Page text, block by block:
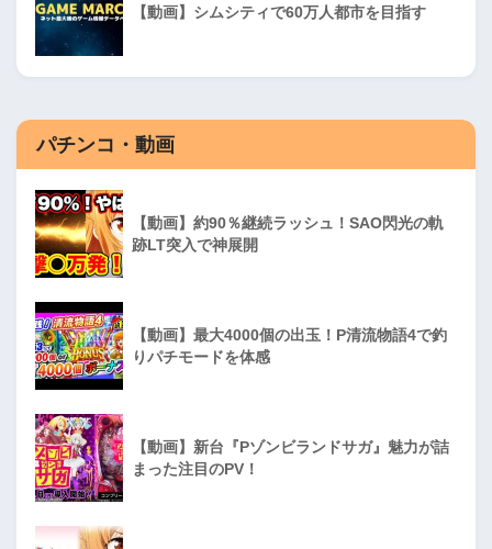
【動画】シムシティで60万人都市を目指す
パチンコ・動画
【動画】約90％継続ラッシュ！SAO閃光の軌
跡LT突入で神展開
【動画】最大4000個の出玉！P清流物語4で釣
りパチモードを体感
【動画】新台『Pゾンビランドサガ』魅力が詰
まった注目のPV！